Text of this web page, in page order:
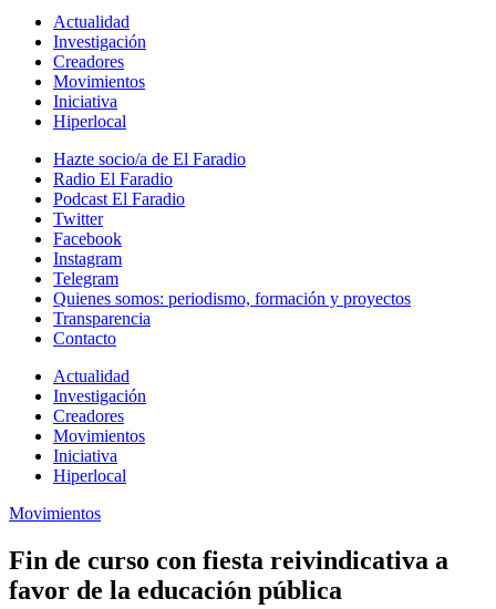
Actualidad
Investigación
Creadores
Movimientos
Iniciativa
Hiperlocal
Hazte socio/a de El Faradio
Radio El Faradio
Podcast El Faradio
Twitter
Facebook
Instagram
Telegram
Quienes somos: periodismo, formación y proyectos
Transparencia
Contacto
Actualidad
Investigación
Creadores
Movimientos
Iniciativa
Hiperlocal
Movimientos
Fin de curso con fiesta reivindicativa a
favor de la educación pública